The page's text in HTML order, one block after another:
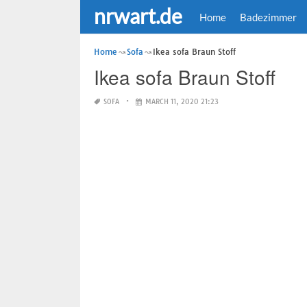
nrwart.de Home Badezimmer
Home Sofa Ikea sofa Braun Stoff
Ikea sofa Braun Stoff
SOFA MARCH 11, 2020 21:23